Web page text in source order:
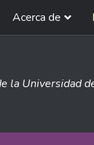
Acerca de
la Universidad